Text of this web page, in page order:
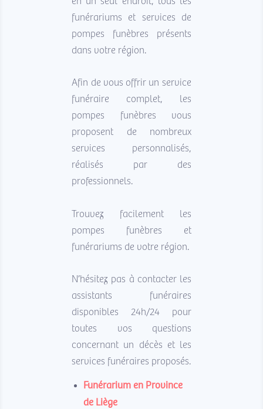
funérariums et services de
pompes funèbres présents
dans votre région.
Afin de vous offrir un service
funéraire complet, les
pompes funèbres vous
proposent de nombreux
services personnalisés,
réalisés par des
professionnels.
Trouvez facilement les
pompes funèbres et
funérariums de votre région.
N’hésitez pas à contacter les
assistants funéraires
disponibles 24h/24 pour
toutes vos questions
concernant un décès et les
services funéraires proposés.
Funérarium en Province
de Liège